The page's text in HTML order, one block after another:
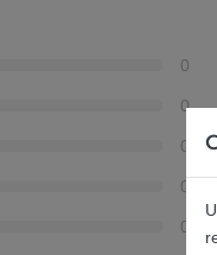
0
0
0
0
0